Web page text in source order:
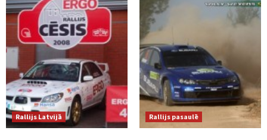
Rallijs Latvijā Rallijs pasaulē